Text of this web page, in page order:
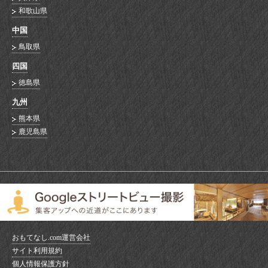
和歌山県
中国
鳥取県
四国
徳島県
九州
熊本県
鹿児島県
おもてなし.com運営会社
サイト利用規約
個人情報保護方針